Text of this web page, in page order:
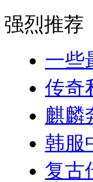
强烈推荐
一些
传奇
麒麟
韩服
复古